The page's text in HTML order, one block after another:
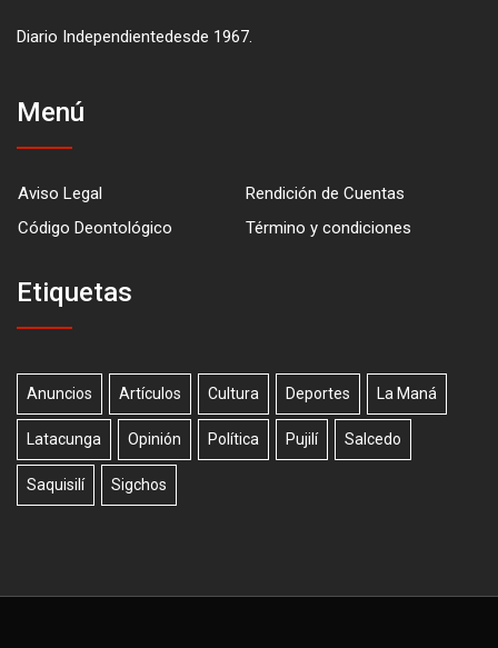
Diario Independientedesde 1967.
Menú
Aviso Legal
Rendición de Cuentas
Código Deontológico
Término y condiciones
Etiquetas
Anuncios Artículos Cultura Deportes La Maná
Latacunga Opinión Política Pujilí Salcedo
Saquisilí Sigchos